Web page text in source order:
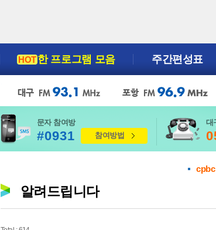
HOT한 프로그램 모음 주간편성표
문자 참여방
#0931 참여방법
대
cpbc
알려드립니다